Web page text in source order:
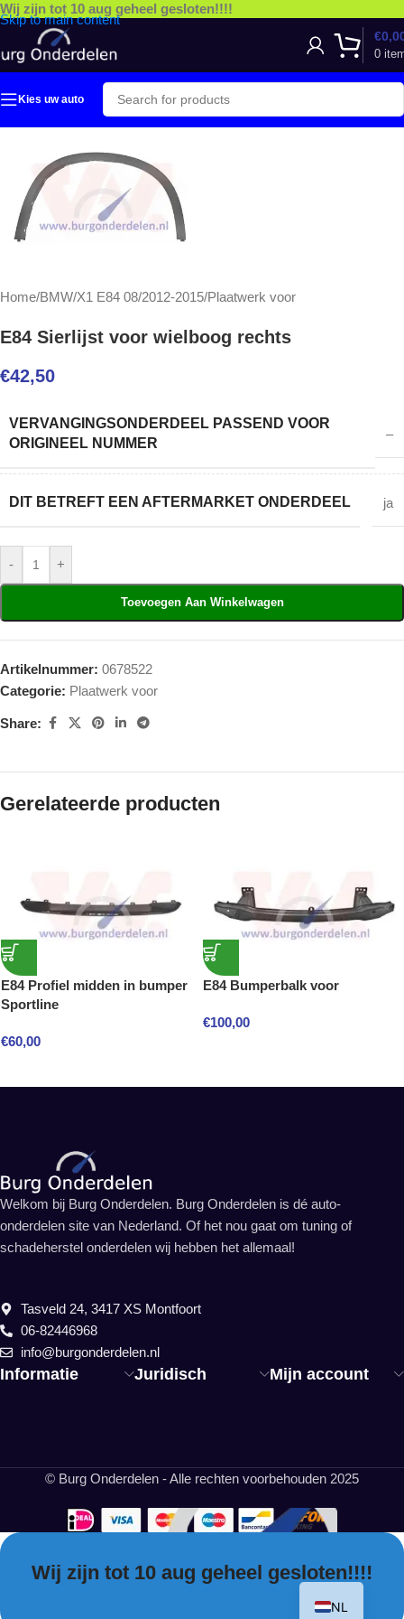
Skip to main content
Wij zijn tot 10 aug geheel gesloten!!!!
0
€
Kies uw auto
Home/BMW/X1 E84 08/2012-2015/Plaatwerk voor
E84 Sierlijst voor wielboog rechts
€42,50
VERVANGINGSONDERDEEL PASSEND VOOR
ORIGINEEL NUMMER
–
DIT BETREFT EEN AFTERMARKET ONDERDEEL ja
- +
Toevoegen Aan Winkelwagen
Artikelnummer: 0678522
Categorie: Plaatwerk voor
Share:
Gerelateerde producten
E84 Profiel midden in bumper
Sportline
€60,00
E84 Bumperbalk voor
€100,00
Informatie Juridisch Mijn account
Welkom bij Burg Onderdelen. Burg Onderdelen is dé auto-
onderdelen site van Nederland. Of het nou gaat om tuning of
schadeherstel onderdelen wij hebben het allemaal!
Tasveld 24, 3417 XS Montfoort
06-82446968
info@burgonderdelen.nl
© Burg Onderdelen - Alle rechten voorbehouden 2025
Wij zijn tot 10 aug geheel gesloten!!!!
NL
EN